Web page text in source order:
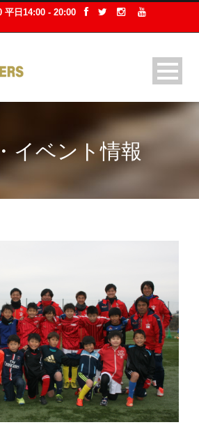
平日14:00 - 20:00
イベント情報